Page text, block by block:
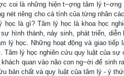
coi là những hiện t−ợng tâm lý
nét riêng cho cá tính của từng nhân
học là gì? Tâm lý học là khoa học
hình thành, nảy sinh, phát triển,
lý học. Những hoạt động và giao
Tâm lý học nghiên cứu quy luật của
quan vào não con ng−ời để
bản chất và quy luật của tâm lý - ý